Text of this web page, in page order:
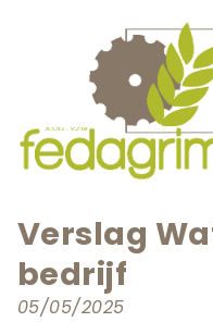
navigation
Verslag
bedrijf
05/05/2025